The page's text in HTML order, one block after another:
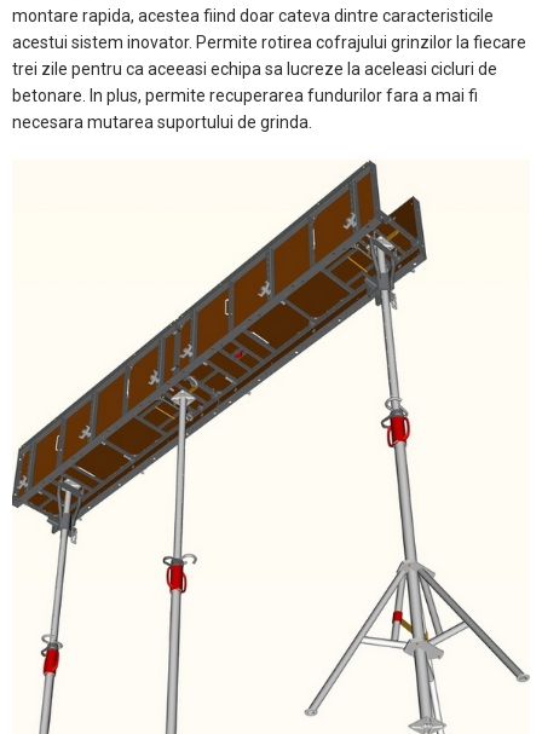
montare rapida, acestea fiind doar cateva dintre caracteristicile
acestui sistem inovator. Permite rotirea cofrajului grinzilor la fiecare
trei zile pentru ca aceeasi echipa sa lucreze la aceleasi cicluri de
betonare. In plus, permite recuperarea fundurilor fara a mai fi
necesara mutarea suportului de grinda.